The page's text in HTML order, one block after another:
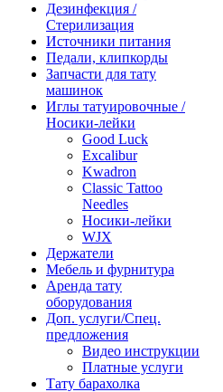
Дезинфекция /
Стерилизация
Источники питания
Педали, клипкорды
Запчасти для тату
машинок
Иглы татуировочные /
Носики-лейки
Good Luck
Excalibur
Kwadron
Classic Tattoo
Needles
Носики-лейки
WJX
Держатели
Мебель и фурнитура
Аренда тату
оборудования
Доп. услуги/Спец.
предложения
Видео инструкции
Платные услуги
Тату барахолка